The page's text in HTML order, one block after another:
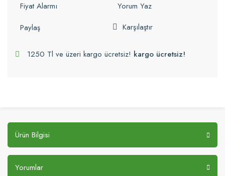
Fiyat Alarmı
Yorum Yaz
Paylaş
Karşılaştır
1250 Tl ve üzeri kargo ücretsiz! kargo ücretsiz!
Ürün Bilgisi
Yorumlar